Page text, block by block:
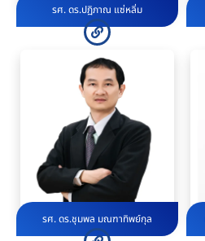
รศ. ดร.ปฏิภาณ แซ่หลิ่ม
รศ. ดร.ชุมพล มณฑาทิพย์กุล